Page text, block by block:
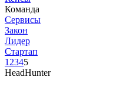
Команда
Сервисы
Закон
Лидер
Стартап
1 2345
HeadHunter